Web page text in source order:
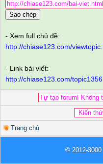
Sao chép
- Xem full chủ đề:
http://chiase123.com/
- Link bài viết:
http://chiase123.com/
Trang chủ
© 2012-3000